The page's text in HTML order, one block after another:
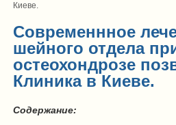
Киеве.
Современнное
шейного отдела
остеохондрозе
Клиника в Киеве.
Содержание: